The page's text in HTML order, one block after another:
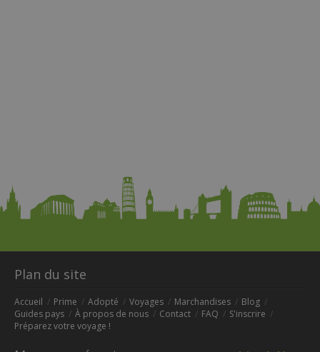
Plan du site
Accueil Prime Adopté Voyages Marchandises
Blog
Guides pays
À propos de nous Contact FAQ
S'inscrire
Préparez votre voyage !